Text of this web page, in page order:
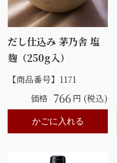
だし仕込み 茅乃舎 塩
麹（250g入）
【商品番号】 1171
価格 766 円 (税込)
かごに入れる